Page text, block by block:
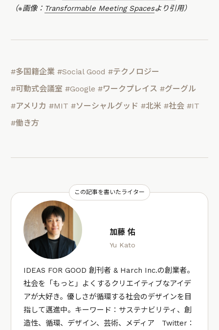
（※画像： Transformable Meeting Spacesより引用）
#多国籍企業 #Social Good #テクノロジー
#可動式会議室 #Google #ワークプレイス #グーグル
#アメリカ #MIT #ソーシャルグッド #北米 #社会 #IT
#働き方
この記事を書いたライター
加藤 佑
Yu Kato
IDEAS FOR GOOD 創刊者 & Harch Inc.の創業者。
社会を「もっと」よくするクリエイティブなアイデ
アが大好き。優しさが循環する社会のデザインを目
指して邁進中。キーワード：サステナビリティ、創
造性、循環、デザイン、芸術、メディア Twitter：